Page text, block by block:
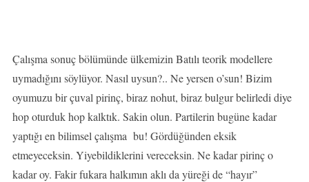
Çalışma sonuç bölümünde ülkemizin Batılı teorik modellere
uymadığını söylüyor. Nasıl uysun?.. Ne yersen o’sun! Bizim
oyumuzu bir çuval pirinç, biraz nohut, biraz bulgur belirledi diye
hop oturduk hop kalktık. Sakin olun. Partilerin bugüne kadar
yaptığı en bilimsel çalışma bu! Gördüğünden eksik
etmeyeceksin. Yiyebildiklerini vereceksin. Ne kadar pirinç o
kadar oy. Fakir fukara halkımın aklı da yüreği de “hayır”